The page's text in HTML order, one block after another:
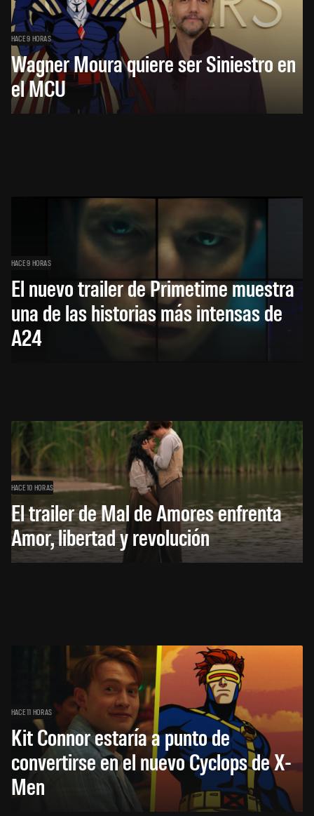
HACE 9 HORAS
Wagner Moura quiere ser Siniestro en
el MCU
HACE 9 HORAS
El nuevo trailer de Primetime muestra
una de las historias más intensas de
A24
HACE 10 HORAS
El trailer de Mal de Amores enfrenta
Amor, libertad y revolución
HACE 11 HORAS
Kit Connor estaría a punto de
convertirse en el nuevo Cyclops de X-
Men